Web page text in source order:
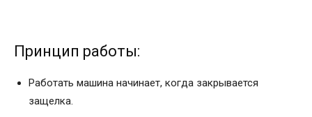
Принцип работы:
Работать машина начинает, когда закрывается
защелка.